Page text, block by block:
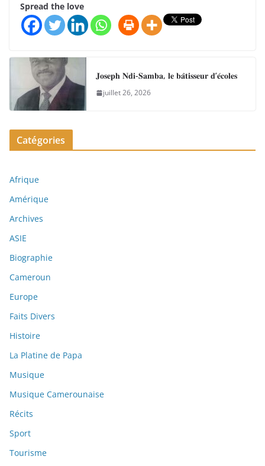
Spread the love
𝐉𝐨𝐬𝐞𝐩𝐡 𝐍𝐝𝐢-𝐒𝐚𝐦𝐛𝐚, 𝐥𝐞 𝐛𝐚̂𝐭𝐢𝐬𝐬𝐞𝐮𝐫 𝐝’𝐞́𝐜𝐨𝐥𝐞𝐬
juillet 26, 2026
Catégories
Afrique
Amérique
Archives
ASIE
Biographie
Cameroun
Europe
Faits Divers
Histoire
La Platine de Papa
Musique
Musique Camerounaise
Récits
Sport
Tourisme